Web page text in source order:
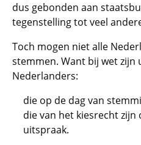
dus gebonden aan
tegenstelling tot veel
Toch mogen niet alle
stemmen. Want bij wet zijn
Nederlanders:
die op de dag van
die van het kiesrecht
uitspraak.